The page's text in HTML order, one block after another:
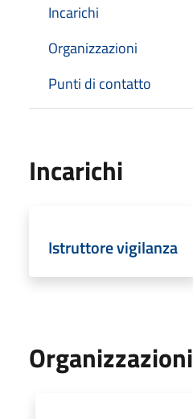
Incarichi
Organizzazioni
Punti di contatto
Incarichi
Istruttore vigilanza
Organizzazioni